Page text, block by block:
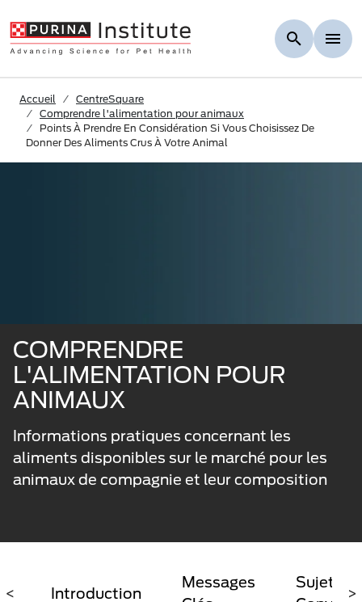
Accueil
CentreSquare
Comprendre l'alimentation pour animaux
Points À Prendre En Considération Si Vous Choisissez De
Donner Des Aliments Crus À Votre Animal
COMPRENDRE
L'ALIMENTATION POUR
ANIMAUX
Informations pratiques concernant les
aliments disponibles sur le marché pour les
animaux de compagnie et leur composition
< >
Introduction
Messages
Sujet De